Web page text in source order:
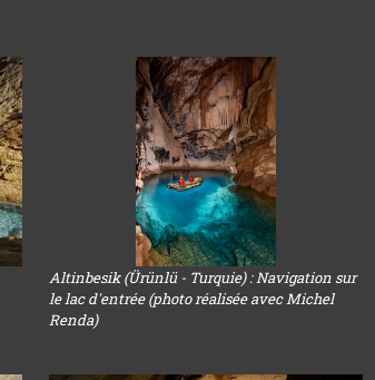
Altinbesik (Ürünlü - Turquie) : Navigation sur
le lac d'entrée (photo réalisée avec Michel
Renda)